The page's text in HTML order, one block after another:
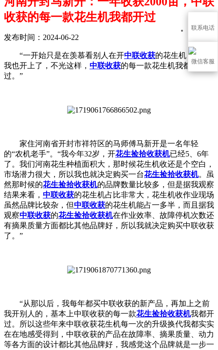
收获的每一款花生机我都开过
发布时间：2024-06-22
“一开始只是在羡慕看别人在开中联收获的花生机，现在
我也开上了，不光这样， 中联收获的每一款花生机我都开
过。”
家住河南省开封市祥符区的马师傅马新开是一名年轻
的“农机老手”。“我今年32岁，开花生捡拾收获机已经5、6年
了。我们河南花生种植面积大，那时候花生机收还是个空白，
市场潜力很大，所以我也就决定购买一台花生捡拾收获机。虽
然那时候的花生捡拾收获机的品牌数量比较多，但是据我观察
结果来看， 中联收获的花生机占比非常大，花生机收作业现场
虽然品牌比较杂，但中联收获的花生机能占一多半，而且据我
观察中联收获的花生捡拾收获机在作业效率、故障停机次数还
有摘果质量方面都比其他品牌好，所以我就决定购买中联收获
了。”
“从那以后，我每年都买中联收获的新产品，再加上之前
我开别人的，基本上中联收获的每一款花生捡拾收获机我都开
过。所以这些年来中联收获花生机每一次的升级换代我都实实
在在地感受得到，中联收获的产品在故障率、摘果质量、动力
等各方面的设计都比其他品牌好，我感觉这个品牌就是一步一
联系电话
微信客服